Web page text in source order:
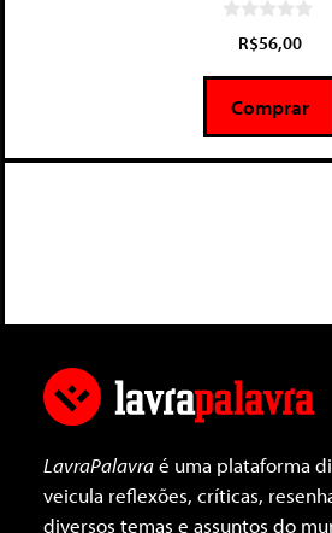
5
R$56,00
Comprar
LavraPalavraé uma plataforma
veicula reflexões, críticas,
diversos temas e assuntos do